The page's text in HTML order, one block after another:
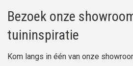
Bezoek onze
tuininspiratie
Kom langs in één van onze